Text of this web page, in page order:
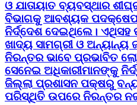
ଓ ଯାତାୟାତ ବ୍ୟବସ୍ଥାର
ବିଭାଗକୁ ଆବଶ୍ୟକ ପଦକ୍ଷେପ
ନିର୍ଦ୍ଦେଶ ଦେଇଥିଲେ। ଏଥିସହ
ଖାଦ୍ୟ ସାମଗ୍ରୀ ଓ ଅନ୍ୟାନ୍ୟ
ନିରନ୍ତର ଭାବେ ପ୍ରଭାବିତ
ସେନେଇ ଅଧିକାରୀମାନଙ୍କୁ
ଜିଲ୍ଲା ପ୍ରଶାସନ ପକ୍ଷରୁ
ପରିସ୍ଥିତି ଉପରେ ନିରନ୍ତର